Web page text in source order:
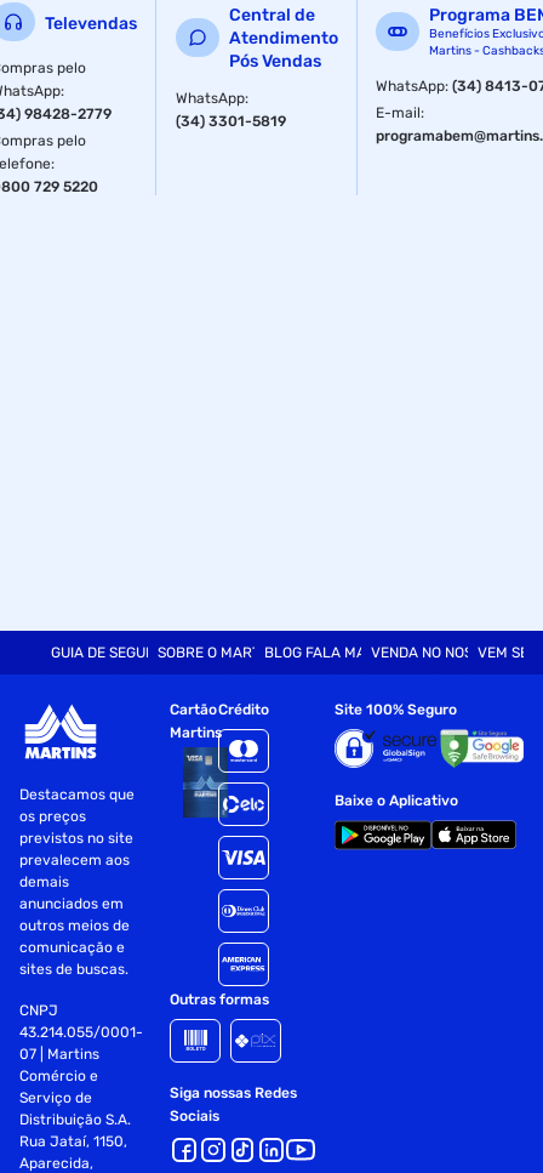
Televendas
pelo
:
98428-2779
pelo
:
729 5220
Central de
Atendimento
Pós Vendas
WhatsApp:
(34) 3301-5819
Programa
Benefícios
Martins -
WhatsApp:(34) 8413-
E-mail:
GUIA DE SEGURANÇASOBRE O MARTINSBLOG FALA MARTVENDA NO NOSSO SITE
VEM SER
Destacamos que
os preços
previstos no site
prevalecem aos
demais
anunciados em
outros meios de
comunicação e
sites de buscas.
CNPJ
43.214.055/0001-
07 | Martins
Comércio e
Serviço de
Distribuição S.A.
Rua Jataí, 1150,
Aparecida,
Cartão
Martins
Crédito
Outras formas
Siga nossas Redes
Sociais
Site 100% Seguro
Baixe o Aplicativo